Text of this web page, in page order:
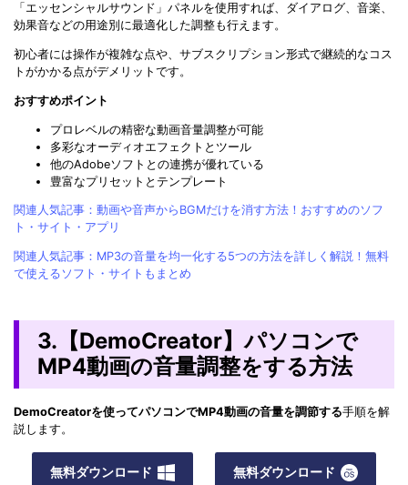
「エッセンシャルサウンド」パネルを使用すれば、ダイアログ、音楽、
効果音などの用途別に最適化した調整も行えます。
初心者には操作が複雑な点や、サブスクリプション形式で継続的なコス
トがかかる点がデメリットです。
おすすめポイント
プロレベルの精密な動画音量調整が可能
多彩なオーディオエフェクトとツール
他のAdobeソフトとの連携が優れている
豊富なプリセットとテンプレート
関連人気記事：動画や音声からBGMだけを消す方法！おすすめのソフ
ト・サイト・アプリ
関連人気記事：MP3の音量を均一化する5つの方法を詳しく解説！無料
で使えるソフト・サイトもまとめ
3.【DemoCreator】パソコンで
MP4動画の音量調整をする方法
DemoCreatorを使ってパソコンでMP4動画の音量を調節する手順を解
説します。
無料ダウンロード 無料ダウンロード